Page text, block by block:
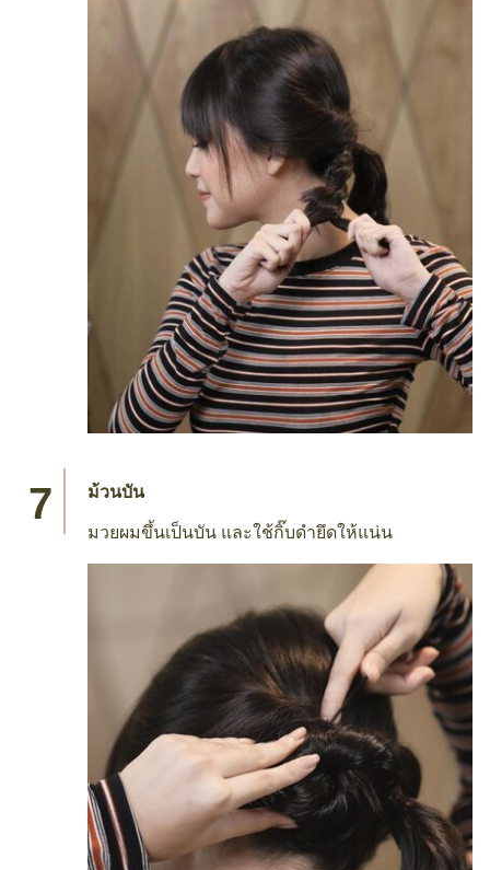
ม้วนบัน
มวยผมขึ้นเป็นบัน และใช้กิ๊บดำยึดให้แน่น